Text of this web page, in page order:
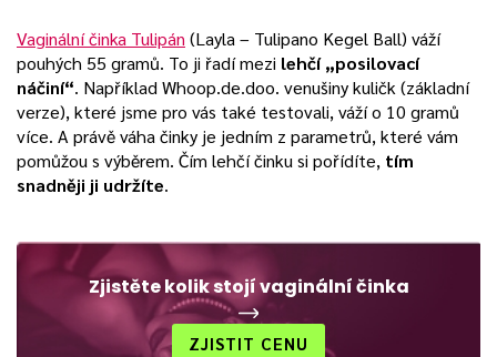
Vaginální činka Tulipán (Layla – Tulipano Kegel Ball) váží
pouhých 55 gramů. To ji řadí mezi lehčí „posilovací
náčiní“. Například Whoop.de.doo. venušiny kuličk (základní
verze), které jsme pro vás také testovali, váží o 10 gramů
více. A právě váha činky je jedním z parametrů, které vám
pomůžou s výběrem. Čím lehčí činku si pořídíte, tím
snadněji ji udržíte.
Zjistěte kolik stojí vaginální činka
ZJISTIT CENU